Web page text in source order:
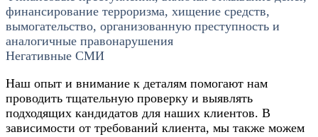
финансирование терроризма, хищение средств,
вымогательство, организованную преступность и
аналогичные правонарушения
Негативные СМИ
Наш опыт и внимание к деталям помогают нам
проводить тщательную проверку и выявлять
подходящих кандидатов для наших клиентов. В
зависимости от требований клиента, мы также можем